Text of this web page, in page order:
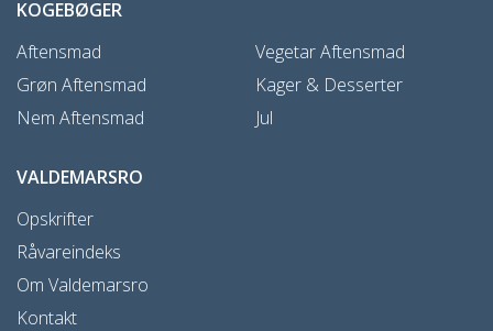
KOGEBØGER
Aftensmad
Grøn Aftensmad
Nem Aftensmad
Vegetar Aftensmad
Kager & Desserter
Jul
VALDEMARSRO
Opskrifter
Råvareindeks
Om Valdemarsro
Kontakt